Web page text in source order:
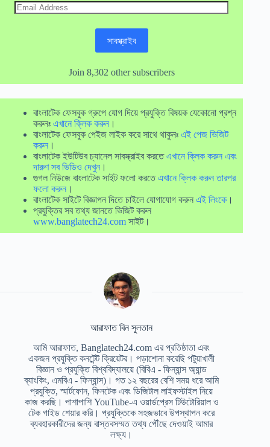
Email
Address
সাবস্ক্রাইব
Join 8,302 other subscribers
বাংলাটেক ফেসবুক গ্রুপে যোগ দিয়ে প্রযুক্তি বিষয়ক যেকোনো প্রশ্ন
করুনঃ এখানে ক্লিক করুন ।
বাংলাটেক ফেসবুক পেইজ লাইক করে সাথে থাকুনঃ এই পেজ ভিজিট
করুন ।
বাংলাটেক ইউটিউব চ্যানেল সাবস্ক্রাইব করতেএখানে ক্লিক করুন এবং
দারুণ সব ভিডিও দেখুন ।
গুগল নিউজে বাংলাটেক সাইট ফলো করতেএখানে ক্লিক করুন তারপর
ফলো করুন ।
বাংলাটেক সাইটে বিজ্ঞাপন দিতে চাইলে যোগাযোগ করুন এই লিংকে ।
প্রযুক্তির সব তথ্য জানতে ভিজিট করুন
www.banglatech24.com সাইট।
আরাফাত বিন সুলতান
আমি আরাফাত, Banglatech24.com এর প্রতিষ্ঠাতা এবং
একজন প্রযুক্তি কনটেন্ট ক্রিয়েটর। পড়াশোনা করেছি পটুয়াখালী
বিজ্ঞান ও প্রযুক্তি বিশ্ববিদ্যালয়ে (বিবিএ - ফিন্যান্স অ্যান্ড
ব্যাংকিং, এমবিএ - ফিন্যান্স)। গত ১২ বছরের বেশি সময় ধরে আমি
প্রযুক্তি, স্মার্টফোন, ফিনটেক এবং ডিজিটাল লাইফস্টাইল নিয়ে
কাজ করছি। পাশাপাশি YouTube-এ ওয়ার্ডপ্রেস টিউটোরিয়াল ও
টেক গাইড শেয়ার করি। প্রযুক্তিকে সহজভাবে উপস্থাপন করে
ব্যবহারকারীদের জন্য বাস্তবসম্মত তথ্য পৌঁছে দেওয়াই আমার
লক্ষ্য।